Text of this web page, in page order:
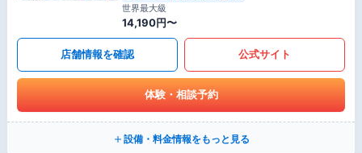
世界最大級
14,190円〜
店舗情報を確認 公式サイト
体験・相談予約
設備・料金情報をもっと見る